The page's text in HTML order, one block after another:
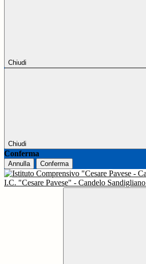
Chiudi
Chiudi
Conferma
Annulla Conferma
I.C. "Cesare Pavese" - Candelo Sandigliano